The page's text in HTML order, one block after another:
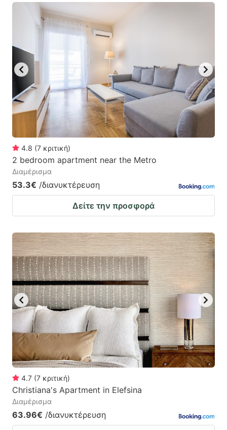
4.8 (7 κριτική)
2 bedroom apartment near the Metro
Διαμέρισμα
53.3€ /διανυκτέρευση
Δείτε την προσφορά
4.7 (7 κριτική)
Christiana's Apartment in Elefsina
Διαμέρισμα
63.96€ /διανυκτέρευση